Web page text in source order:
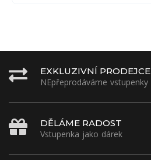
EXKLUZIVNÍ PRODEJCE
NEpřeprodáváme vstupenky
DĚLÁME RADOST
Vstupenka jako dárek